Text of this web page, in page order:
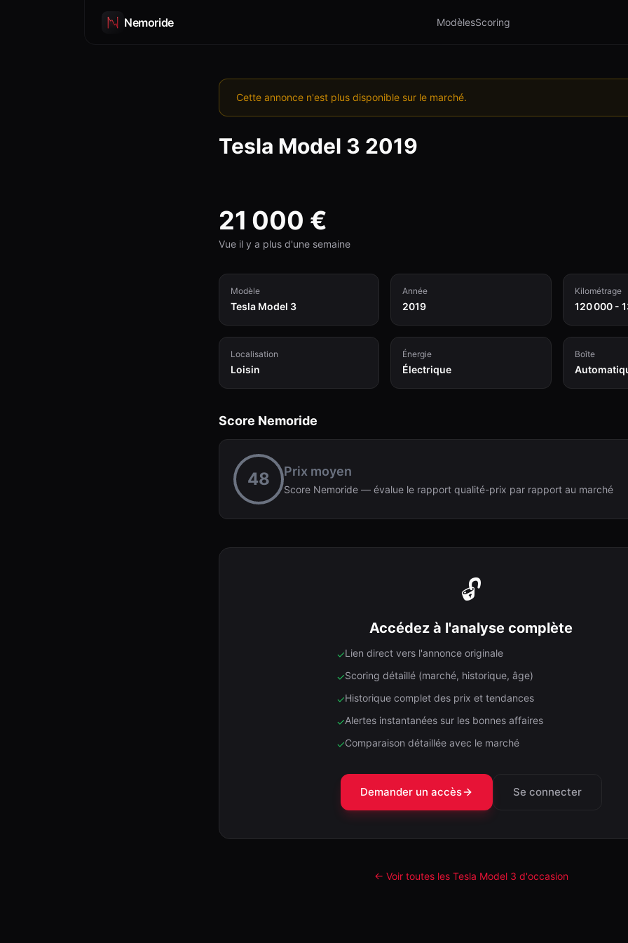
Nemoride ModèlesScoring
Cette annonce n'est plus disponible sur le marché.
Tesla Model 3 2019
21 000 €
Vue il y a plus d'une semaine
Modèle
Tesla Model 3
Année
2019
Kilométrage
120 000 -
Localisation
Loisin
Énergie
Électrique
Boîte
Score Nemoride
48 Prix moyen
Score Nemoride — évalue le rapport qualité-prix par rapport au marché
🔓
Accédez à l'analyse complète
✓Lien direct vers l'annonce originale
✓Scoring détaillé (marché, historique, âge)
✓Historique complet des prix et tendances
✓Alertes instantanées sur les bonnes affaires
✓Comparaison détaillée avec le marché
Demander un accès Se connecter
← Voir toutes les Tesla Model 3 d'occasion